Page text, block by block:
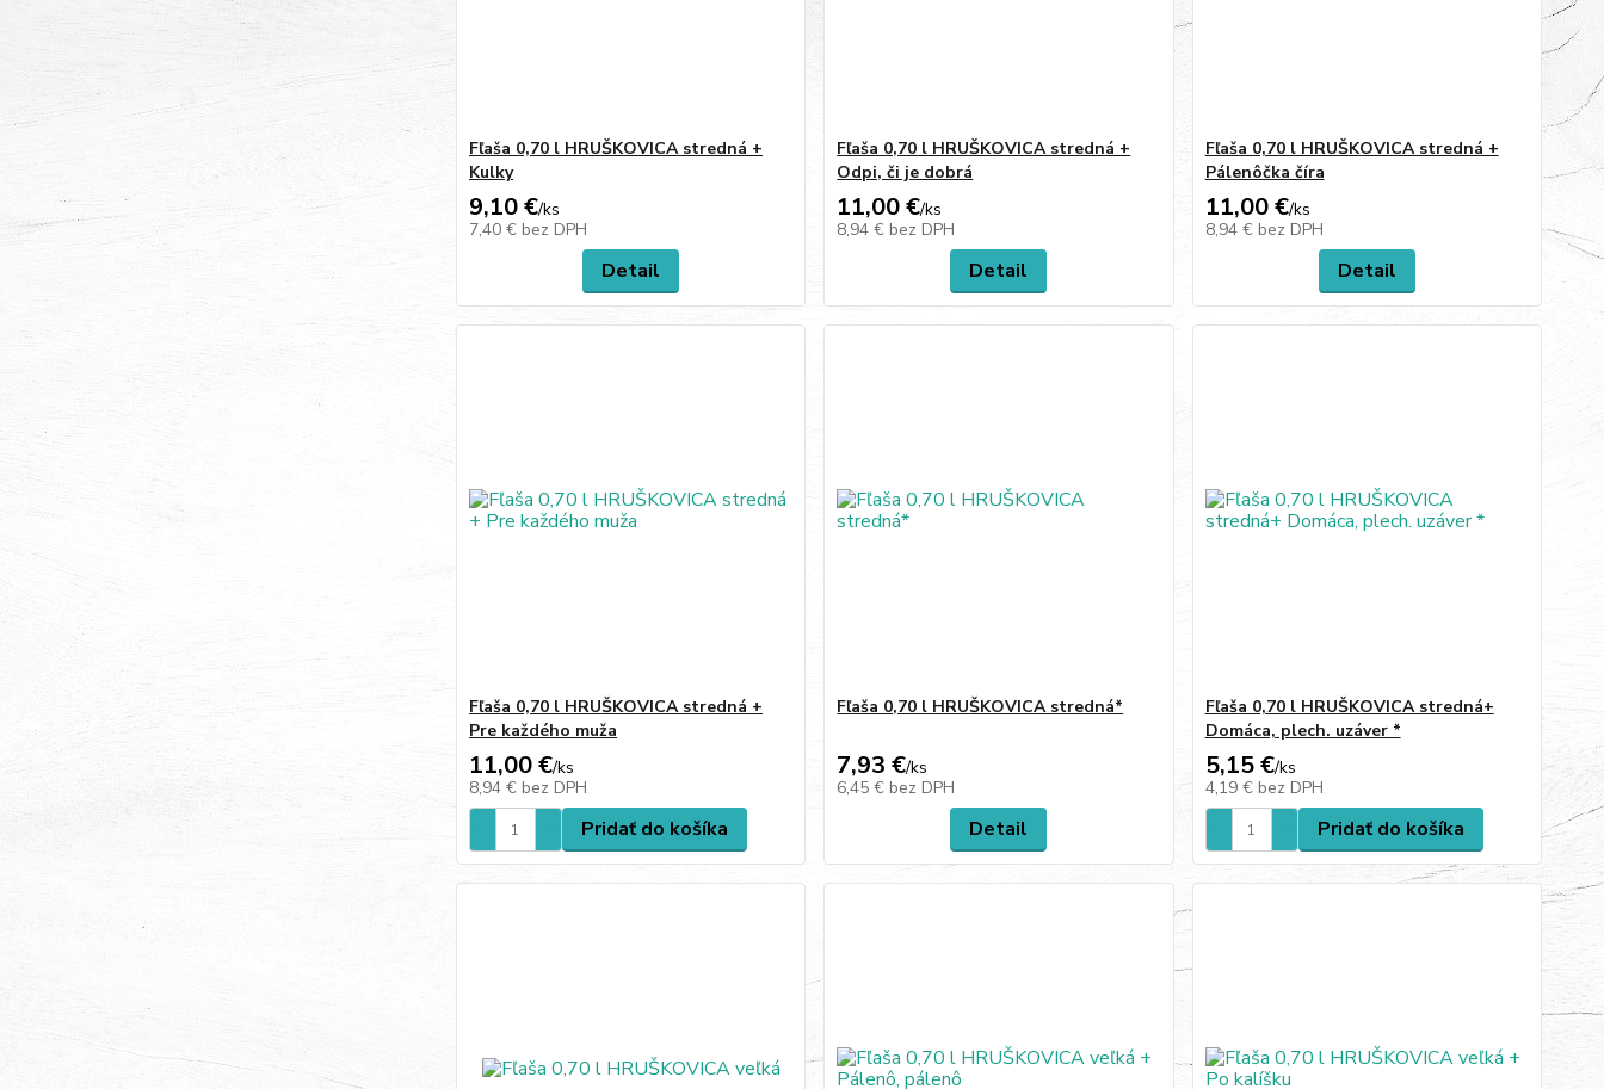
Fľaša 0,70 l HRUŠKOVICA stredná +
Kulky
9,10 €/ks
7,40 € bez DPH
Detail
Fľaša 0,70 l HRUŠKOVICA stredná +
Odpi, či je dobrá
11,00 €/ks
8,94 € bez DPH
Detail
Fľaša 0,70 l HRUŠKOVICA stredná +
Pálenôčka číra
11,00 €/ks
8,94 € bez DPH
Detail
Fľaša 0,70 l HRUŠKOVICA stredná +
Pre každého muža
11,00 €/ks
8,94 € bez DPH
Pridať do košíka
Fľaša 0,70 l HRUŠKOVICA stredná*
7,93 €/ks
6,45 € bez DPH
Detail
Fľaša 0,70 l HRUŠKOVICA stredná+
Domáca, plech. uzáver *
5,15 €/ks
4,19 € bez DPH
Pridať do košíka